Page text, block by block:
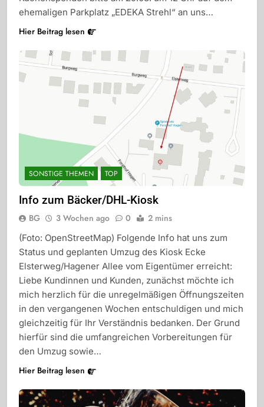
ehemaligen Parkplatz „EDEKA Strehl“ an uns…
Hier Beitrag lesen
SONSTIGE THEMEN TOP
Info zum Bäcker/DHL-Kiosk
BG 3 Wochen ago 0 2 mins
(Foto: OpenStreetMap) Folgende Info hat uns zum
Status und geplanten Umzug des Kiosk Ecke
Elsterweg/Hagener Allee vom Eigentümer erreicht:
Liebe Kundinnen und Kunden, zunächst möchte ich
mich herzlich für die unregelmäßigen Öffnungszeiten
in den vergangenen Wochen entschuldigen und mich
gleichzeitig für Ihr Verständnis bedanken. Der Grund
hierfür sind die umfangreichen Vorbereitungen für
den Umzug sowie…
Hier Beitrag lesen